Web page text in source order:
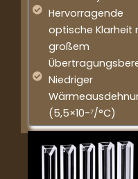
Hervorragende
optische Klarheit
großem
Niedriger
(5,5×10-⁷/°C)